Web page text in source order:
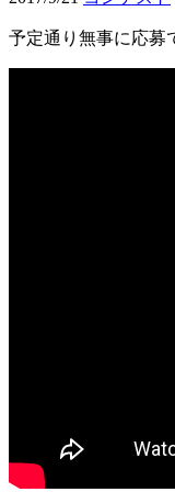
予定通り無事に応募